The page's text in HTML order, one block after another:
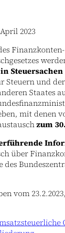
2023
Finanzkonten-
Steuersachen
Steuern und
Staates
mit denen
zum
über
des
vom